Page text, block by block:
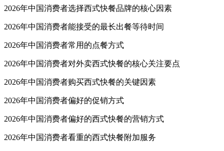
2026年中国消费者选择西式快餐品牌的核心因素
2026年中国消费者能接受的最长出餐等待时间
2026年中国消费者常用的点餐方式
2026年中国消费者对外卖西式快餐的核心关注要点
2026年中国消费者购买西式快餐的关键因素
2026年中国消费者偏好的促销方式
2026年中国消费者偏好的西式快餐的营销方式
2026年中国消费者看重的西式快餐附加服务